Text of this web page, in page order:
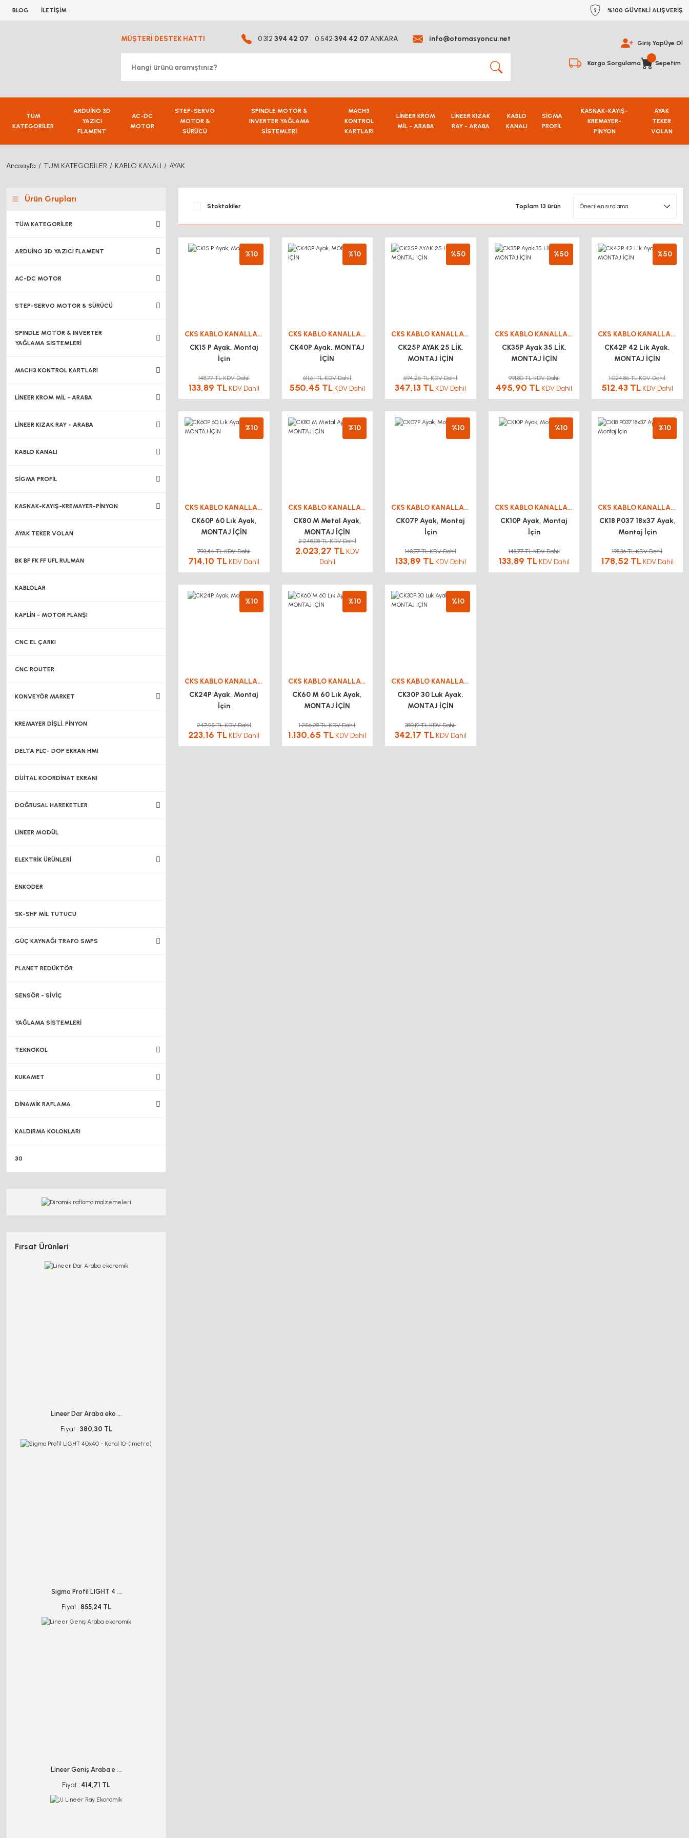
BLOG İLETİŞİM %100 GÜVENLİ ALIŞVERİŞ
MÜŞTERİ DESTEK HATTI 0 312 394 42 07 0 542 394 42 07 ANKARA info@otomasyoncu.net Giriş YapÜye Ol
Kargo Sorgulama Sepetim
TÜM
KATEGORİLER
ARDUİNO 3D
YAZICI
FLAMENT
AC-DC
MOTOR
STEP-SERVO
MOTOR &
SÜRÜCÜ
SPINDLE MOTOR &
INVERTER YAĞLAMA
SİSTEMLERİ
MACH3
KONTROL
KARTLARI
LİNEER KROM
MİL - ARABA
LİNEER KIZAK
RAY - ARABA
KABLO
KANALI
SİGMA
PROFİL
KASNAK-KAYIŞ-
KREMAYER-
PİNYON
AYAK
TEKER
VOLAN
Anasayfa TÜM KATEGORİLER KABLO KANALI AYAK
Ürün Grupları
TÜM KATEGORİLER
ARDUİNO 3D YAZICI FLAMENT
AC-DC MOTOR
STEP-SERVO MOTOR & SÜRÜCÜ
SPINDLE MOTOR & INVERTER
YAĞLAMA SİSTEMLERİ
MACH3 KONTROL KARTLARI
LİNEER KROM MİL - ARABA
LİNEER KIZAK RAY - ARABA
KABLO KANALI
SİGMA PROFİL
KASNAK-KAYIŞ-KREMAYER-PİNYON
AYAK TEKER VOLAN
BK BF FK FF UFL RULMAN
KABLOLAR
KAPLİN - MOTOR FLANŞI
CNC EL ÇARKI
CNC ROUTER
KONVEYÖR MARKET
KREMAYER DİŞLİ, PİNYON
DELTA PLC- DOP EKRAN HMI
DİJİTAL KOORDİNAT EKRANI
DOĞRUSAL HAREKETLER
LİNEER MODÜL
ELEKTRİK ÜRÜNLERİ
ENKODER
SK-SHF MİL TUTUCU
GÜÇ KAYNAĞI TRAFO SMPS
PLANET REDÜKTÖR
SENSÖR - SİVİÇ
YAĞLAMA SİSTEMLERİ
TEKNOKOL
KUKAMET
DİNAMİK RAFLAMA
KALDIRMA KOLONLARI
30
Fırsat Ürünleri
Lineer Dar Araba eko ...
Fiyat : 380,30 TL
Sigma Profil LIGHT 4 ...
Fiyat : 855,24 TL
Lineer Geniş Araba e ...
Fiyat : 414,71 TL
Stoktakiler Toplam 13 ürün
%10
CKS KABLO KANALLARI
CK15 P Ayak, Montaj
İçin
148,77 TL KDV Dahil
133,89 TL KDV Dahil
%10
CKS KABLO KANALLARI
CK40P Ayak, MONTAJ
İÇİN
611,61 TL KDV Dahil
550,45 TL KDV Dahil
%50
CKS KABLO KANALLARI
CK25P AYAK 25 LİK,
MONTAJ İÇİN
694,26 TL KDV Dahil
347,13 TL KDV Dahil
%50
CKS KABLO KANALLARI
CK35P Ayak 35 LİK,
MONTAJ İÇİN
991,80 TL KDV Dahil
495,90 TL KDV Dahil
%50
CKS KABLO KANALLARI
CK42P 42 Lik Ayak,
MONTAJ İÇİN
1.024,86 TL KDV Dahil
512,43 TL KDV Dahil
%10
CKS KABLO KANALLARI
CK60P 60 Lık Ayak,
MONTAJ İÇİN
793,44 TL KDV Dahil
714,10 TL KDV Dahil
%10
CKS KABLO KANALLARI
CK80 M Metal Ayak,
MONTAJ İÇİN
2.248,08 TL KDV Dahil
2.023,27 TL KDV
Dahil
%10
CKS KABLO KANALLARI
CK07P Ayak, Montaj
İçin
148,77 TL KDV Dahil
133,89 TL KDV Dahil
%10
CKS KABLO KANALLARI
CK10P Ayak, Montaj
İçin
148,77 TL KDV Dahil
133,89 TL KDV Dahil
%10
CKS KABLO KANALLARI
CK18 P037 18x37 Ayak,
Montaj İçin
198,36 TL KDV Dahil
178,52 TL KDV Dahil
%10
CKS KABLO KANALLARI
CK24P Ayak, Montaj
İçin
247,95 TL KDV Dahil
223,16 TL KDV Dahil
%10
CKS KABLO KANALLARI
CK60 M 60 Lık Ayak,
MONTAJ İÇİN
1.256,28 TL KDV Dahil
1.130,65 TL KDV Dahil
%10
CKS KABLO KANALLARI
CK30P 30 Luk Ayak,
MONTAJ İÇİN
380,19 TL KDV Dahil
342,17 TL KDV Dahil